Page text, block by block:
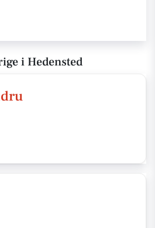
i Hedensted